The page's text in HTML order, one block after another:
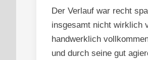
Der Verlauf war recht
insgesamt nicht wirklich
handwerklich
und durch seine gut